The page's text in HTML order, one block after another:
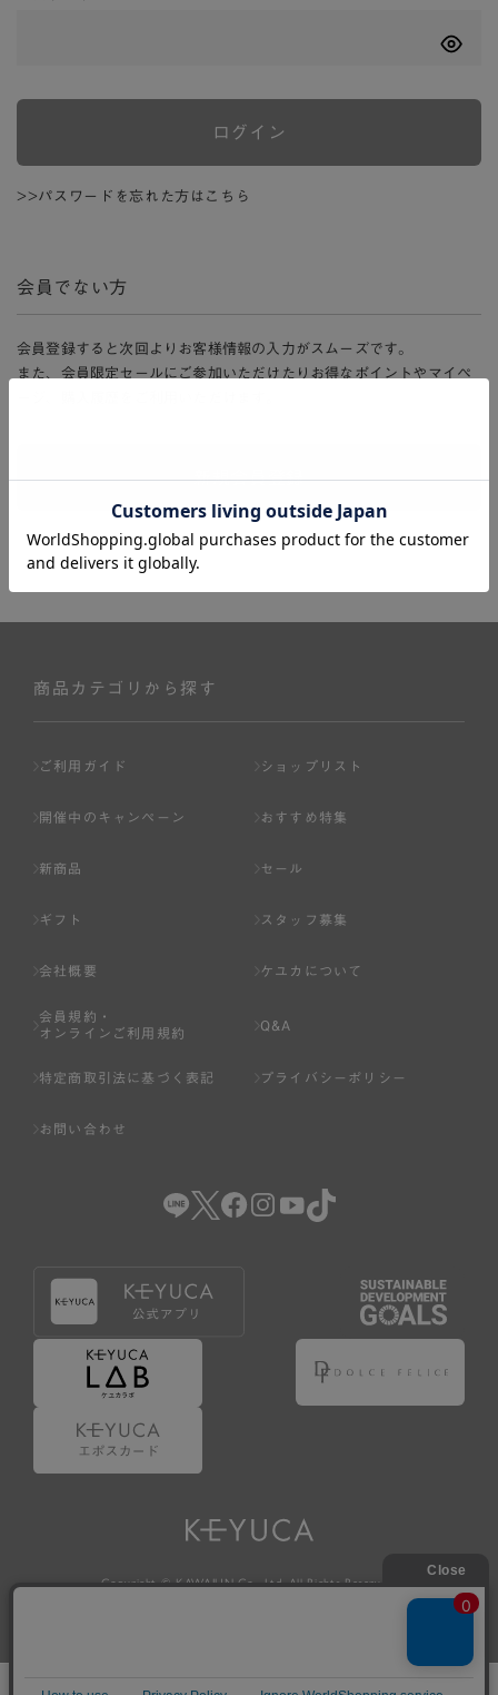
ログイン
>>パスワードを忘れた方はこちら
会員でない方
会員登録すると次回よりお客様情報の入力がスムーズです。
また、会員限定セールにご参加いただけたりお得なポイントやマイペ
新規会員登録
商品カテゴリから探す
ご利用ガイド ショップリスト
開催中のキャンペーン おすすめ特集
新商品 セール
ギフト スタッフ募集
会社概要 ケユカについて
会員規約・
オンラインご利用規約
Q&A
特定商取引法に基づく表記 プライバシーポリシー
お問い合わせ
Copyright © KAWAJUN Co., Ltd. All Rights Reserved.